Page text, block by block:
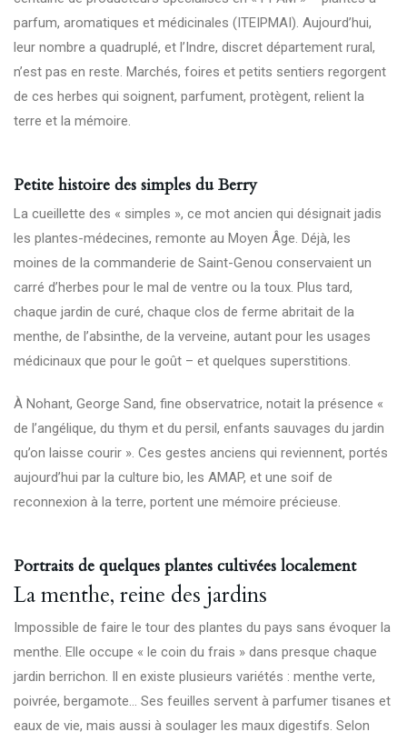
parfum, aromatiques et médicinales (ITEIPMAI). Aujourd’hui,
leur nombre a quadruplé, et l’Indre, discret département rural,
n’est pas en reste. Marchés, foires et petits sentiers regorgent
de ces herbes qui soignent, parfument, protègent, relient la
terre et la mémoire.
Petite histoire des simples du Berry
La cueillette des « simples », ce mot ancien qui désignait jadis
les plantes-médecines, remonte au Moyen Âge. Déjà, les
moines de la commanderie de Saint-Genou conservaient un
carré d’herbes pour le mal de ventre ou la toux. Plus tard,
chaque jardin de curé, chaque clos de ferme abritait de la
menthe, de l’absinthe, de la verveine, autant pour les usages
médicinaux que pour le goût – et quelques superstitions.
À Nohant, George Sand, fine observatrice, notait la présence «
de l’angélique, du thym et du persil, enfants sauvages du jardin
qu’on laisse courir ». Ces gestes anciens qui reviennent, portés
aujourd’hui par la culture bio, les AMAP, et une soif de
reconnexion à la terre, portent une mémoire précieuse.
Portraits de quelques plantes cultivées localement
La menthe, reine des jardins
Impossible de faire le tour des plantes du pays sans évoquer la
menthe. Elle occupe « le coin du frais » dans presque chaque
jardin berrichon. Il en existe plusieurs variétés : menthe verte,
poivrée, bergamote… Ses feuilles servent à parfumer tisanes et
eaux de vie, mais aussi à soulager les maux digestifs. Selon